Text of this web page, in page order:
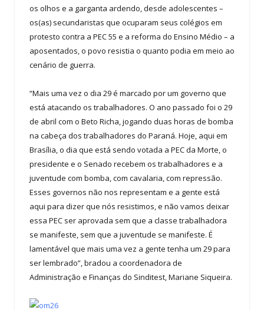
os olhos e a garganta ardendo, desde adolescentes –
os(as) secundaristas que ocuparam seus colégios em
protesto contra a PEC 55 e a reforma do Ensino Médio – a
aposentados, o povo resistia o quanto podia em meio ao
cenário de guerra.
“Mais uma vez o dia 29 é marcado por um governo que
está atacando os trabalhadores. O ano passado foi o 29
de abril com o Beto Richa, jogando duas horas de bomba
na cabeça dos trabalhadores do Paraná. Hoje, aqui em
Brasília, o dia que está sendo votada a PEC da Morte, o
presidente e o Senado recebem os trabalhadores e a
juventude com bomba, com cavalaria, com repressão.
Esses governos não nos representam e a gente está
aqui para dizer que nós resistimos, e não vamos deixar
essa PEC ser aprovada sem que a classe trabalhadora
se manifeste, sem que a juventude se manifeste. É
lamentável que mais uma vez a gente tenha um 29 para
ser lembrado”, bradou a coordenadora de
Administração e Finanças do Sinditest, Mariane Siqueira.